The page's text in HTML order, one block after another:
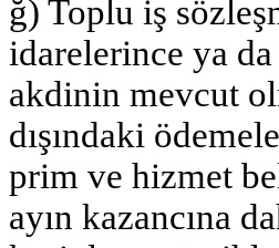
ğ) Toplu iş
idarelerince ya
akdinin mevcut
dışındaki
prim ve hizmet
ayın kazancına